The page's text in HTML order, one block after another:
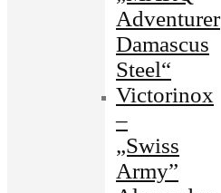
Adventurer
Damascus
Steel“
Victorinox
–
„Swiss
Army”